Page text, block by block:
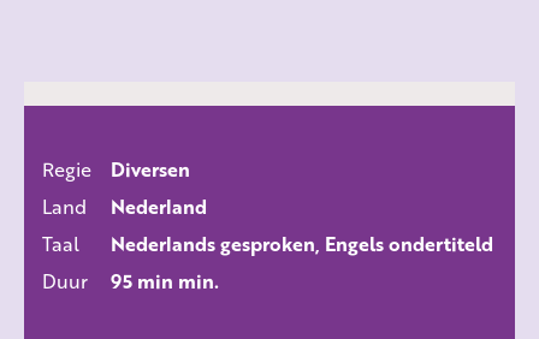
Regie
Diversen
Land
Nederland
Taal
Nederlands gesproken, Engels ondertiteld
Duur
95 min min.